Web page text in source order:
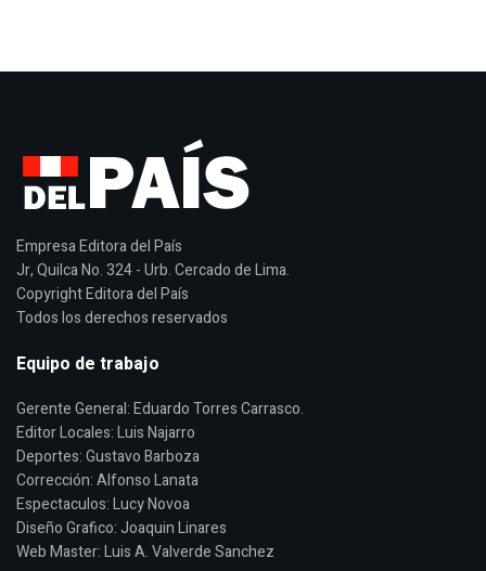
Empresa Editora del País
Jr, Quilca No. 324 - Urb. Cercado de Lima.
Copyright Editora del País
Todos los derechos reservados
Equipo de trabajo
Gerente General: Eduardo Torres Carrasco.
Editor Locales: Luis Najarro
Deportes: Gustavo Barboza
Corrección: Alfonso Lanata
Espectaculos: Lucy Novoa
Diseño Grafico: Joaquin Linares
Web Master: Luis A. Valverde Sanchez